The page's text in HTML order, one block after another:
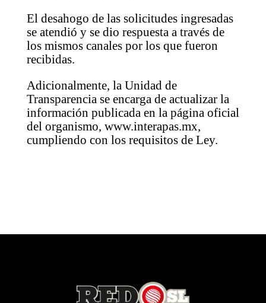
El desahogo de las solicitudes ingresadas
se atendió y se dio respuesta a través de
los mismos canales por los que fueron
recibidas.
Adicionalmente, la Unidad de
Transparencia se encarga de actualizar la
información publicada en la página oficial
del organismo, www.interapas.mx,
cumpliendo con los requisitos de Ley.